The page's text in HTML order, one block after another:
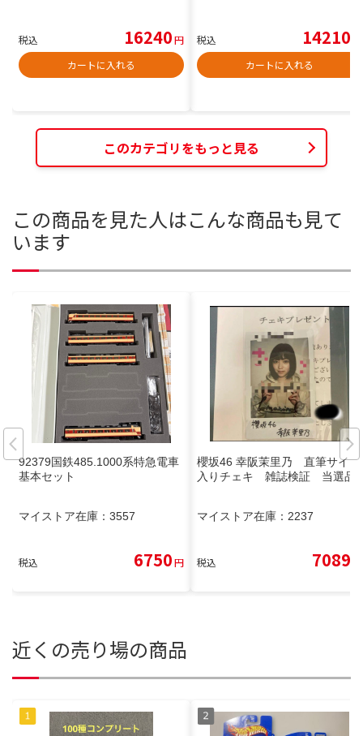
税込 16240円
カートに入れる
税込 14210
カートに入れる
このカテゴリをもっと見る
この商品を見た人はこんな商品も見て
います
92379国鉄485.1000系特急電車
基本セット
マイストア在庫： 3557
税込 6750円
櫻坂46 幸阪茉里乃 直筆サイン
入りチェキ 雑誌検証 当選品
マイストア在庫： 2237
税込 7089
近くの売り場の商品